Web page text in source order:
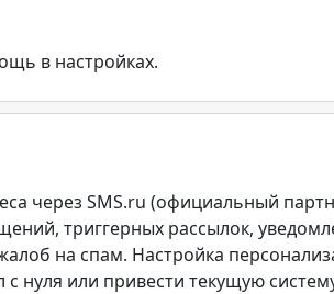
в настройках.
через SMS.ru (официальный
триггерных рассылок,
на спам. Настройка
нуля или привести текущую